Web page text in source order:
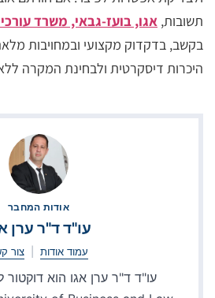
תשובות, אגו, בועז-גבאי, משרד עורכי
בקשב, בדקדוק מקצועי ובמחויבות
היכרות דיסקרטית ולבחינת המקרה
אודות המחבר
עו"ד ד"ר ערן
עמוד אודות צור